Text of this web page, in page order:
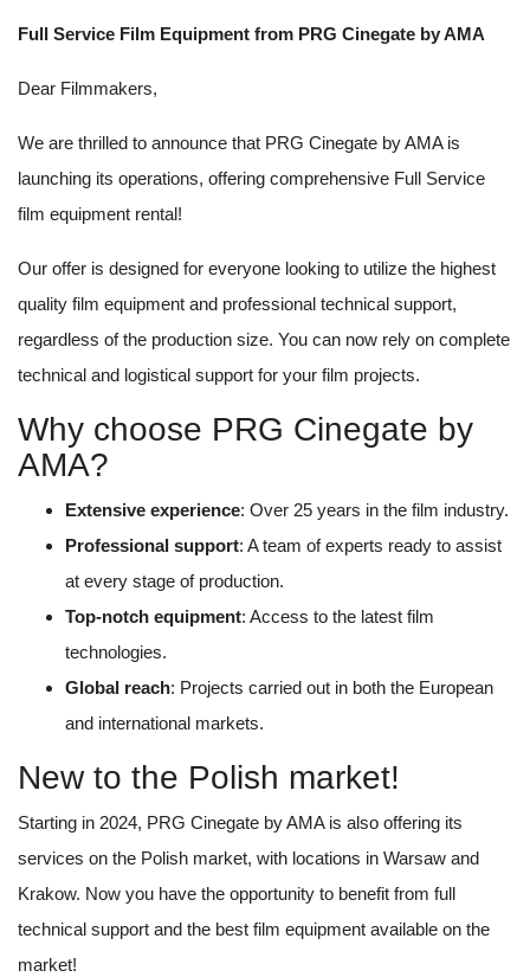
Full Service Film Equipment from PRG Cinegate by AMA
Dear Filmmakers,
We are thrilled to announce that PRG Cinegate by AMA is
launching its operations, offering comprehensive Full Service
film equipment rental!
Our offer is designed for everyone looking to utilize the highest
quality film equipment and professional technical support,
regardless of the production size. You can now rely on complete
technical and logistical support for your film projects.
Why choose PRG Cinegate by
AMA?
Extensive experience: Over 25 years in the film industry.
Professional support: A team of experts ready to assist
at every stage of production.
Top-notch equipment: Access to the latest film
technologies.
Global reach: Projects carried out in both the European
and international markets.
New to the Polish market!
Starting in 2024, PRG Cinegate by AMA is also offering its
services on the Polish market, with locations in Warsaw and
Krakow. Now you have the opportunity to benefit from full
technical support and the best film equipment available on the
market!